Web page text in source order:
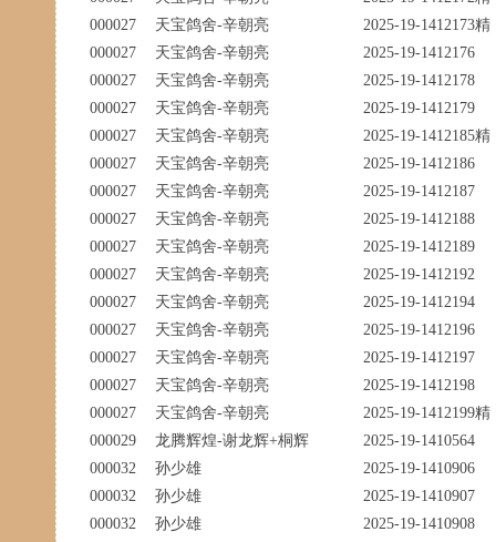
000027
天宝鸽舍-辛朝亮
2025-19-1412173精
000027
天宝鸽舍-辛朝亮
2025-19-1412176
000027
天宝鸽舍-辛朝亮
2025-19-1412178
000027
天宝鸽舍-辛朝亮
2025-19-1412179
000027
天宝鸽舍-辛朝亮
2025-19-1412185精
000027
天宝鸽舍-辛朝亮
2025-19-1412186
000027
天宝鸽舍-辛朝亮
2025-19-1412187
000027
天宝鸽舍-辛朝亮
2025-19-1412188
000027
天宝鸽舍-辛朝亮
2025-19-1412189
000027
天宝鸽舍-辛朝亮
2025-19-1412192
000027
天宝鸽舍-辛朝亮
2025-19-1412194
000027
天宝鸽舍-辛朝亮
2025-19-1412196
000027
天宝鸽舍-辛朝亮
2025-19-1412197
000027
天宝鸽舍-辛朝亮
2025-19-1412198
000027
天宝鸽舍-辛朝亮
2025-19-1412199精
000029
龙腾辉煌-谢龙辉+桐辉
2025-19-1410564
000032
孙少雄
2025-19-1410906
000032
孙少雄
2025-19-1410907
000032
孙少雄
2025-19-1410908